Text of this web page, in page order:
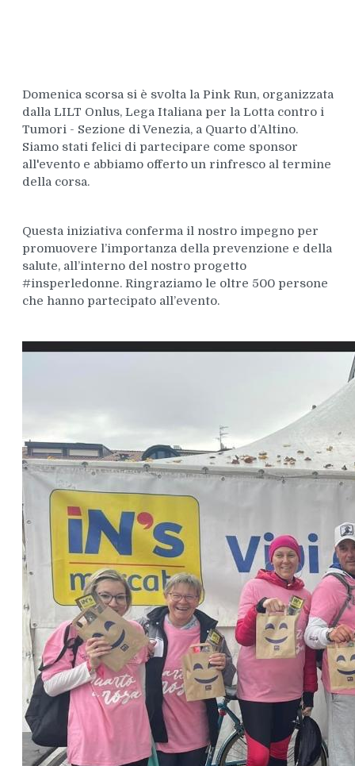
Domenica scorsa si è svolta la Pink Run, organizzata
dalla LILT Onlus, Lega Italiana per la Lotta contro i
Tumori - Sezione di Venezia, a Quarto d’Altino.
Siamo stati felici di partecipare come sponsor
all'evento e abbiamo offerto un rinfresco al termine
della corsa.
Questa iniziativa conferma il nostro impegno per
promuovere l’importanza della prevenzione e della
salute, all’interno del nostro progetto
#insperledonne. Ringraziamo le oltre 500 persone
che hanno partecipato all’evento.